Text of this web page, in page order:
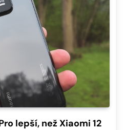
lepší, než Xiaomi 12